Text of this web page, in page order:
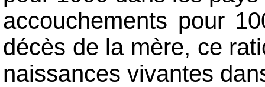
accouchements pour
décès de la mère, ce
naissances vivantes